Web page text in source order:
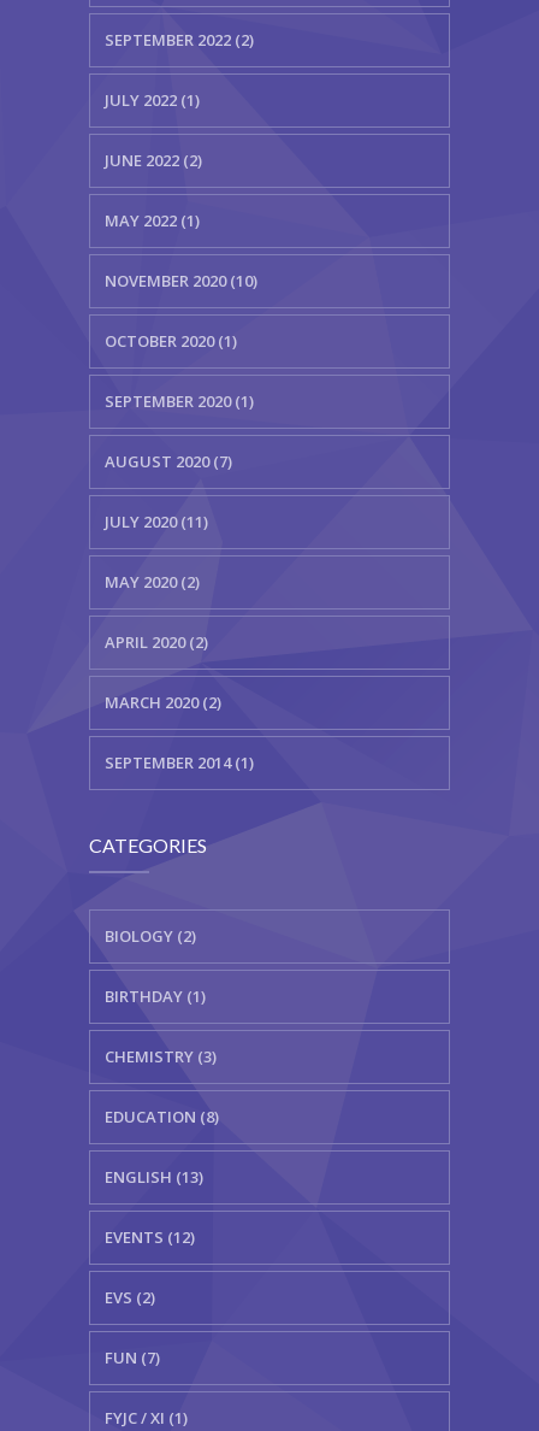
SEPTEMBER 2022 (2)
JULY 2022 (1)
JUNE 2022 (2)
MAY 2022 (1)
NOVEMBER 2020 (10)
OCTOBER 2020 (1)
SEPTEMBER 2020 (1)
AUGUST 2020 (7)
JULY 2020 (11)
MAY 2020 (2)
APRIL 2020 (2)
MARCH 2020 (2)
SEPTEMBER 2014 (1)
CATEGORIES
BIOLOGY (2)
BIRTHDAY (1)
CHEMISTRY (3)
EDUCATION (8)
ENGLISH (13)
EVENTS (12)
EVS (2)
FUN (7)
FYJC / XI (1)